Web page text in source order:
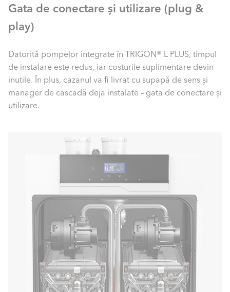
Gata de conectare și utilizare (plug &
play)
Datorită pompelor integrate în TRIGON® L PLUS, timpul
de instalare este redus, iar costurile suplimentare devin
inutile. În plus, cazanul va fi livrat cu supapă de sens și
manager de cascadă deja instalate – gata de conectare și
utilizare.